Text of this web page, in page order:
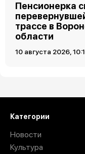
Пенсионерка
трассе в
области
10 августа 2026,
Категории
Новости
Культура